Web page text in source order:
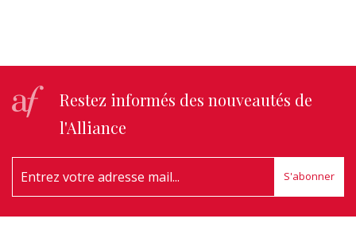
Restez informés des nouveautés de
l'Alliance
S'abonner